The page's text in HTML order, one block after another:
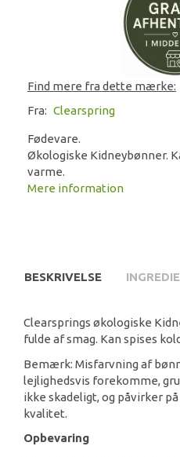
Find mere fra dette mærke:
Fra: Clearspring
Fødevare.
Økologiske Kidneybønner.
varme.
Mere information
BESKRIVELSE
Clearsprings økologiske
fulde af smag. Kan spises
Bemærk: Misfarvning af
lejlighedsvis forekomme,
ikke skadeligt, og påvirker
kvalitet.
Opbevaring